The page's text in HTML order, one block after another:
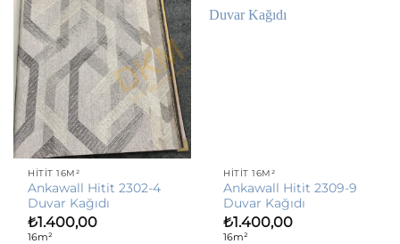
HITIT 16M²
Ankawall Hitit 2302-4
Duvar Kağıdı
₺1.400,00
16m²
HITIT 16M²
Ankawall Hitit 2309-9
Duvar Kağıdı
₺1.400,00
16m²